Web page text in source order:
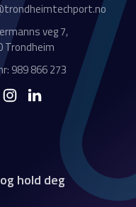
veg 7,
Trondheim
989 866 273
hold deg